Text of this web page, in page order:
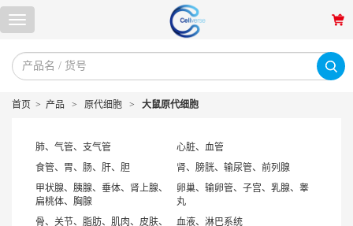
首页 > 产品 > 原代细胞 > 大鼠原代细胞
肺、气管、支气管
心脏、血管
食管、胃、肠、肝、胆
肾、膀胱、输尿管、前列腺
甲状腺、胰腺、垂体、肾上腺、
扁桃体、胸腺
卵巢、输卵管、子宫、乳腺、睾
丸
骨、关节、脂肪、肌肉、皮肤、
血液、淋巴系统